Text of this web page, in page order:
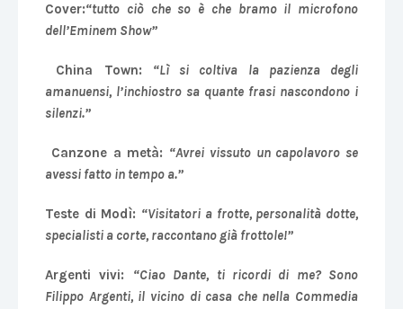
Cover:“tutto ciò che so è che bramo il microfono
dell’Eminem Show”
China Town: “Lì si coltiva la pazienza degli
amanuensi, l’inchiostro sa quante frasi nascondono i
silenzi.”
Canzone a metà: “Avrei vissuto un capolavoro se
avessi fatto in tempo a.”
Teste di Modì: “Visitatori a frotte, personalità dotte,
specialisti a corte, raccontano già frottole!”
Argenti vivi: “Ciao Dante, ti ricordi di me? Sono
Filippo Argenti, il vicino di casa che nella Commedia